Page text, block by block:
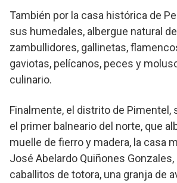
También por la casa histórica de
sus humedales, albergue natural
zambullidores, gallinetas,
gaviotas, pelícanos, peces y
culinario.
Finalmente, el distrito de Pimentel,
el primer balneario del norte, que
muelle de fierro y madera, la casa
José Abelardo Quiñones
caballitos de totora, una granja de